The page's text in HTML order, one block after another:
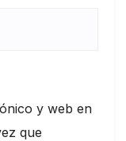
y web en
que